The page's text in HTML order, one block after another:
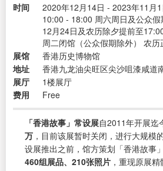
时间
2020年12月14日 - 2023年11月1
10:00 - 18:00 周六周日及公众
12月24日及农历除夕提前至
周二闭馆（公众假期除外） 农
展馆
香港历史博物馆
地址
香港九龙油尖旺区尖沙咀漆咸道
展厅
1楼展厅
费用
Free
「香港故事」常设展自2011年开展迄
万 ，目前该展暂时关闭，进行大规模
设展推出之前，馆方策划「香港故事
460组展品、210张照片 ，重现原展精